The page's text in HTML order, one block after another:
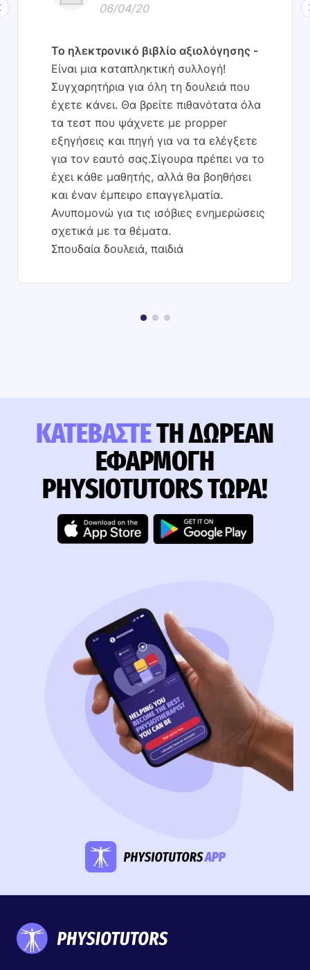
06/04/20
Το ηλεκτρονικό βιβλίο αξιολόγησης
Είναι μια καταπληκτική συλλογή!
Συγχαρητήρια για όλη τη δουλειά που
έχετε κάνει. Θα βρείτε πιθανότατα όλα
τα τεστ που ψάχνετε με propper
εξηγήσεις και πηγή για να τα ελέγξετε
για τον εαυτό σας.Σίγουρα πρέπει να το
έχει κάθε μαθητής, αλλά θα βοηθήσει
και έναν έμπειρο επαγγελματία.
Ανυπομονώ για τις ισόβιες ενημερώσεις
σχετικά με τα θέματα.
Σπουδαία δουλειά, παιδιά
ΚΑΤΕΒΆΣΤΕΤΗ ΔΩΡΕΆΝ
ΕΦΑΡΜΟΓΉ
PHYSIOTUTORS ΤΏΡΑ!